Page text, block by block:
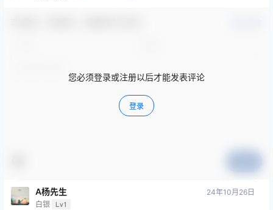
您必须登录或注册以后才能发表评论
登录
A杨先生
白银 Lv1
24年10月26日